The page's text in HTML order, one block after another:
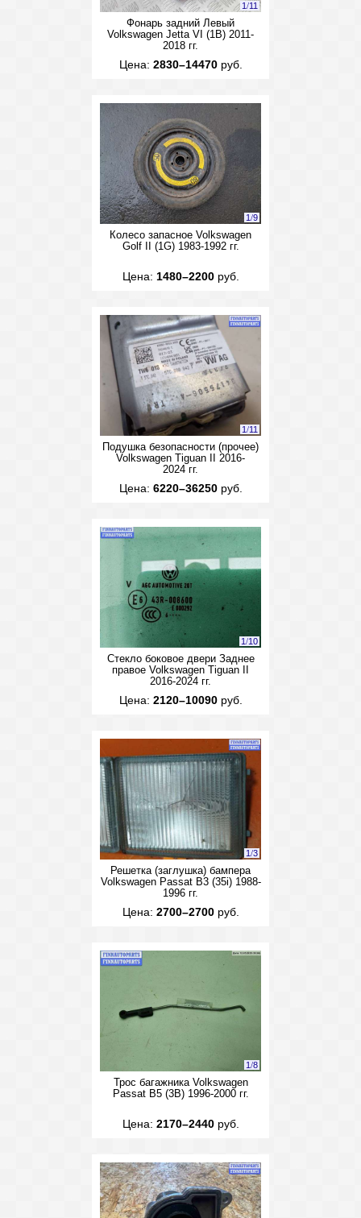
1/11
Фонарь задний Левый
Volkswagen Jetta VI (1B) 2011-
2018 гг.
Цена: 2830–14470руб.
1/9
Колесо запасное Volkswagen
Golf II (1G) 1983-1992 гг.
Цена: 1480–2200руб.
1/11
Подушка безопасности (прочее)
Volkswagen Tiguan II 2016-
2024 гг.
Цена: 6220–36250руб.
1/10
Стекло боковое двери Заднее
правое Volkswagen Tiguan II
2016-2024 гг.
Цена: 2120–10090руб.
1/3
Решетка (заглушка) бампера
Volkswagen Passat B3 (35i) 1988-
1996 гг.
Цена: 2700–2700руб.
1/8
Трос багажника Volkswagen
Passat B5 (3B) 1996-2000 гг.
Цена: 2170–2440руб.